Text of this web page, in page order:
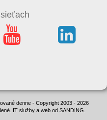
denne - Copyright 2003 - 2026
IT služby a web od SANDING.